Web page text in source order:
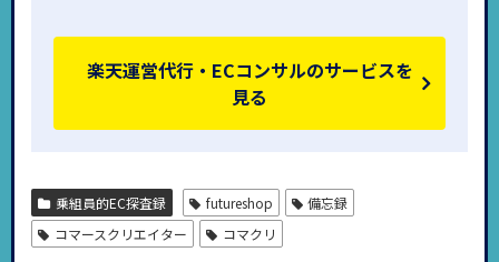
楽天運営代行・ECコンサルのサービスを
見る
乗組員的EC探査録 futureshop
備忘録
コマースクリエイター
コマクリ